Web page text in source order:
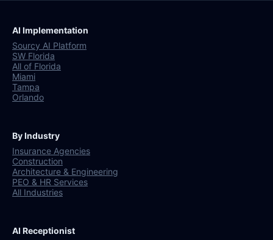
AI Implementation
Sourcy AI Platform
SW Florida
All of Florida
Miami
Tampa
Orlando
By Industry
Insurance Agencies
Construction
Architecture & Engineering
PEO & HR Services
All Industries
AI Receptionist